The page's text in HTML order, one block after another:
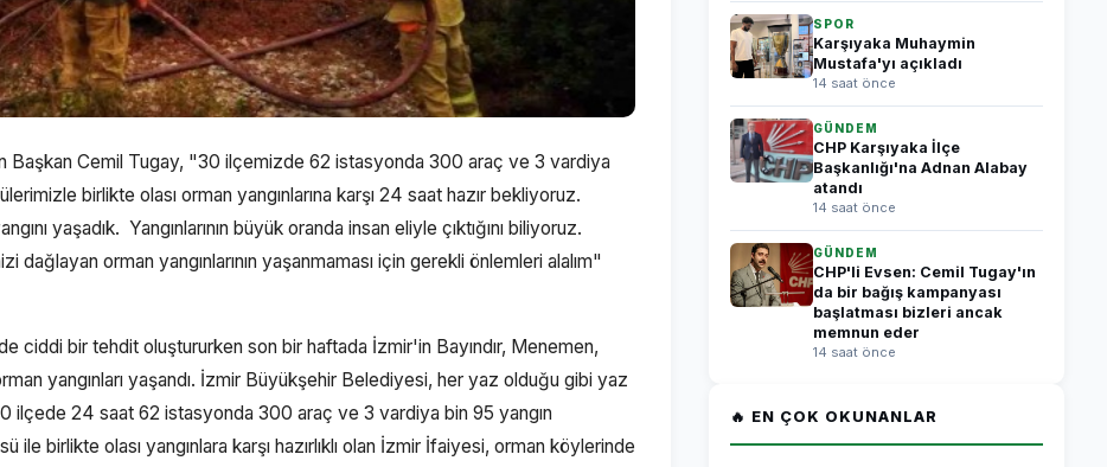
Başkan Cemil Tugay, "30 ilçemizde 62 istasyonda 300 araç ve 3 vardiya
birlikte olası orman yangınlarına karşı 24 saat hazır bekliyoruz.
yaşadık. Yangınlarının büyük oranda insan eliyle çıktığını biliyoruz.
dağlayan orman yangınlarının yaşanmaması için gerekli önlemleri alalım"
ciddi bir tehdit oluştururken son bir haftada İzmir'in Bayındır, Menemen,
yangınları yaşandı. İzmir Büyükşehir Belediyesi, her yaz olduğu gibi yaz
30 ilçede 24 saat 62 istasyonda 300 araç ve 3 vardiya bin 95 yangın
birlikte olası yangınlara karşı hazırlıklı olan İzmir İfaiyesi, orman köylerinde
SPOR
Karşıyaka Muhaymin
Mustafa'yı açıkladı
14 saat önce
GÜNDEM
CHP Karşıyaka İlçe
Başkanlığı'na Adnan Alabay
atandı
14 saat önce
GÜNDEM
CHP'li Evsen: Cemil Tugay'ın
da bir bağış kampanyası
başlatması bizleri ancak
memnun eder
14 saat önce
🔥 EN ÇOK OKUNANLAR